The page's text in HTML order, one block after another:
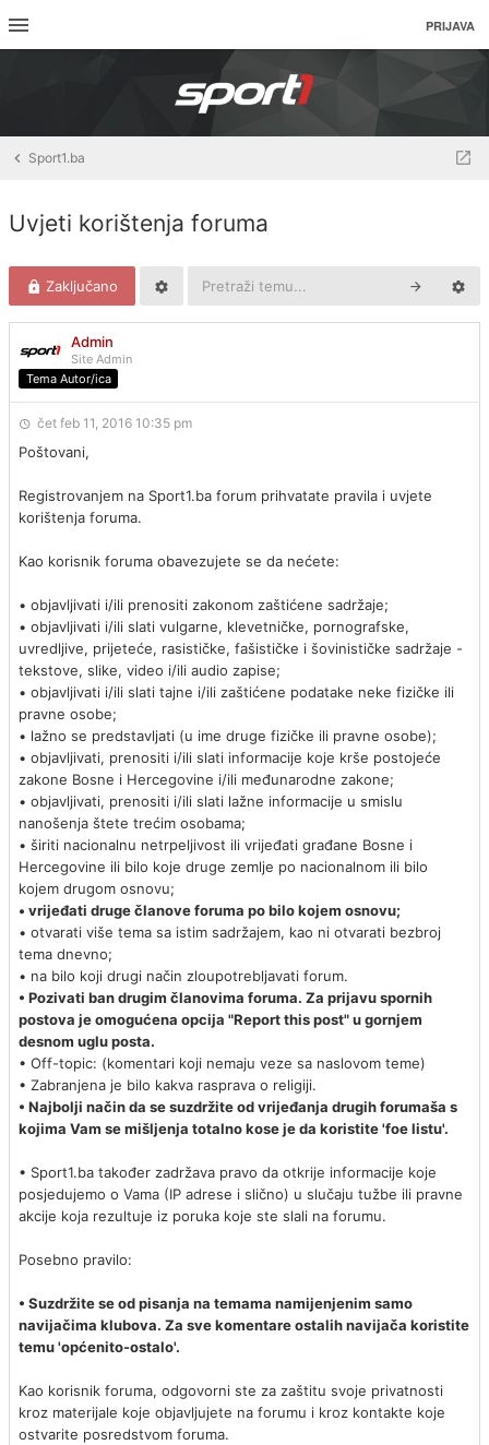
PRIJAVA
Sport1.ba
Uvjeti korištenja foruma
Zaključano
Admin
Site Admin
Tema Autor/ica
čet feb 11, 2016 10:35 pm
Poštovani,
Registrovanjem na Sport1.ba forum prihvatate pravila i uvjete
korištenja foruma.
Kao korisnik foruma obavezujete se da nećete:
• objavljivati i/ili prenositi zakonom zaštićene sadržaje;
• objavljivati i/ili slati vulgarne, klevetničke, pornografske,
uvredljive, prijeteće, rasističke, fašističke i šovinističke sadržaje -
tekstove, slike, video i/ili audio zapise;
• objavljivati i/ili slati tajne i/ili zaštićene podatake neke fizičke ili
pravne osobe;
• lažno se predstavljati (u ime druge fizičke ili pravne osobe);
• objavljivati, prenositi i/ili slati informacije koje krše postojeće
zakone Bosne i Hercegovine i/ili međunarodne zakone;
• objavljivati, prenositi i/ili slati lažne informacije u smislu
nanošenja štete trećim osobama;
• širiti nacionalnu netrpeljivost ili vrijeđati građane Bosne i
Hercegovine ili bilo koje druge zemlje po nacionalnom ili bilo
kojem drugom osnovu;
• vrijeđati druge članove foruma po bilo kojem osnovu;
• otvarati više tema sa istim sadržajem, kao ni otvarati bezbroj
tema dnevno;
• na bilo koji drugi način zloupotrebljavati forum.
• Pozivati ban drugim članovima foruma. Za prijavu spornih
postova je omogućena opcija "Report this post" u gornjem
desnom uglu posta.
• Off-topic: (komentari koji nemaju veze sa naslovom teme)
• Zabranjena je bilo kakva rasprava o religiji.
• Najbolji način da se suzdržite od vrijeđanja drugih forumaša s
kojima Vam se mišljenja totalno kose je da koristite 'foe listu'.
• Sport1.ba također zadržava pravo da otkrije informacije koje
posjedujemo o Vama (IP adrese i slično) u slučaju tužbe ili pravne
akcije koja rezultuje iz poruka koje ste slali na forumu.
Posebno pravilo:
• Suzdržite se od pisanja na temama namijenjenim samo
navijačima klubova. Za sve komentare ostalih navijača koristite
temu 'općenito-ostalo'.
Kao korisnik foruma, odgovorni ste za zaštitu svoje privatnosti
kroz materijale koje objavljujete na forumu i kroz kontakte koje
ostvarite posredstvom foruma.